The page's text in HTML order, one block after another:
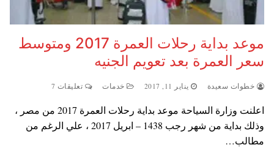
موعد بداية رحلات العمرة 2017 ومتوسط
سعر العمرة بعد تعويم الجنيه
خطوات سعيدة يناير 11, 2017 خدمات تعليقات 7
اعلنت وزارة السياحة موعد بداية رحلات العمرة 2017 من مصر ،
وذلك بداية من شهر رجب 1438 – ابريل 2017 ، علي الرغم من
مطالب…